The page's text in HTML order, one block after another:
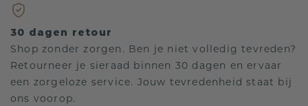
30 dagen retour
Shop zonder zorgen. Ben je niet volledig tevreden?
Retourneer je sieraad binnen 30 dagen en ervaar
een zorgeloze service. Jouw tevredenheid staat bij
ons voorop.